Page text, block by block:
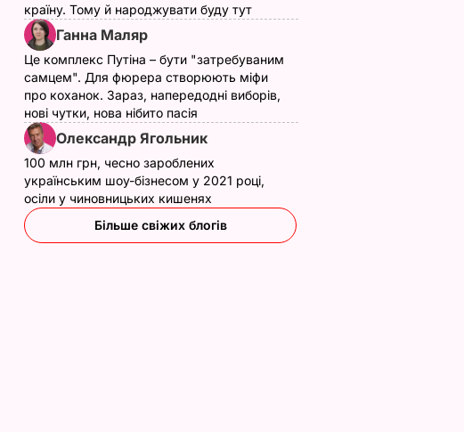
країну. Тому й народжувати буду тут
Ганна Маляр
Це комплекс Путіна – бути "затребуваним
самцем". Для фюрера створюють міфи
про коханок. Зараз, напередодні виборів,
нові чутки, нова нібито пасія
Олександр Ягольник
100 млн грн, чесно зароблених
українським шоу-бізнесом у 2021 році,
осіли у чиновницьких кишенях
Більше свіжих блогів